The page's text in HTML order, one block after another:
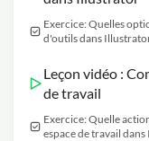
Exercice: Quelles
d'outils dans
Leçon vidéo :
de travail
Exercice: Quelle
espace de travail